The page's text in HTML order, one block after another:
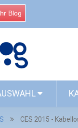
Blog
CES 2015 -